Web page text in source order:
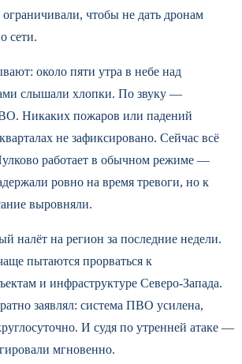
чтобы не дать дронам
сети.
около пяти утра в небе над
слышали хлопки. По звуку —
Никаких пожаров или падений
не зафиксировано. Сейчас всё
работает в обычном режиме —
ровно на время тревоги, но к
выровняли.
налёт на регион за последние недели.
пытаются прорваться к
и инфраструктуре Северо-Запада.
заявлял: система ПВО усилена,
И судя по утренней атаке —
мгновенно.